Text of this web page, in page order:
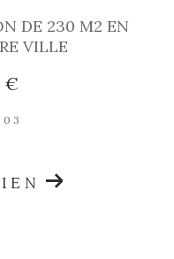
DE 230 M2 EN
VILLE
€